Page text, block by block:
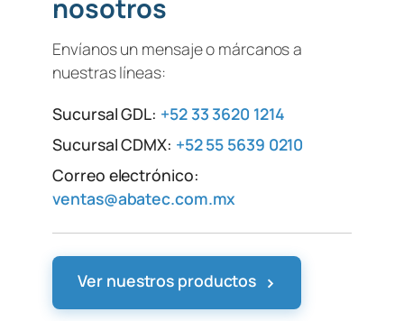
nosotros
Envíanos un mensaje o márcanos a
nuestras líneas:
Sucursal GDL: +52 33 3620 1214
Sucursal CDMX: +52 55 5639 0210
Correo electrónico:
ventas@abatec.com.mx
Ver nuestros productos ›